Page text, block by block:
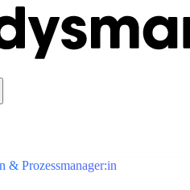
& Prozessmanager:in